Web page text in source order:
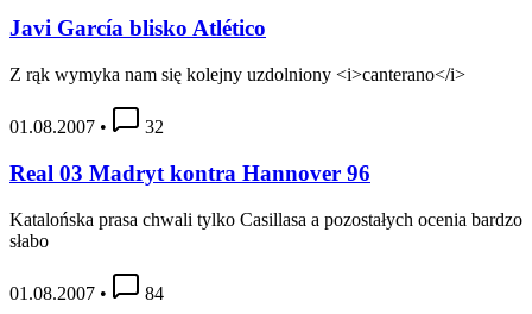
Javi García blisko Atlético
Z rąk wymyka nam się kolejny uzdolniony <i>canterano</i>
01.08.2007 • 32
Real 03 Madryt kontra Hannover 96
Katalońska prasa chwali tylko Casillasa a pozostałych ocenia bardzo
słabo
01.08.2007 • 84